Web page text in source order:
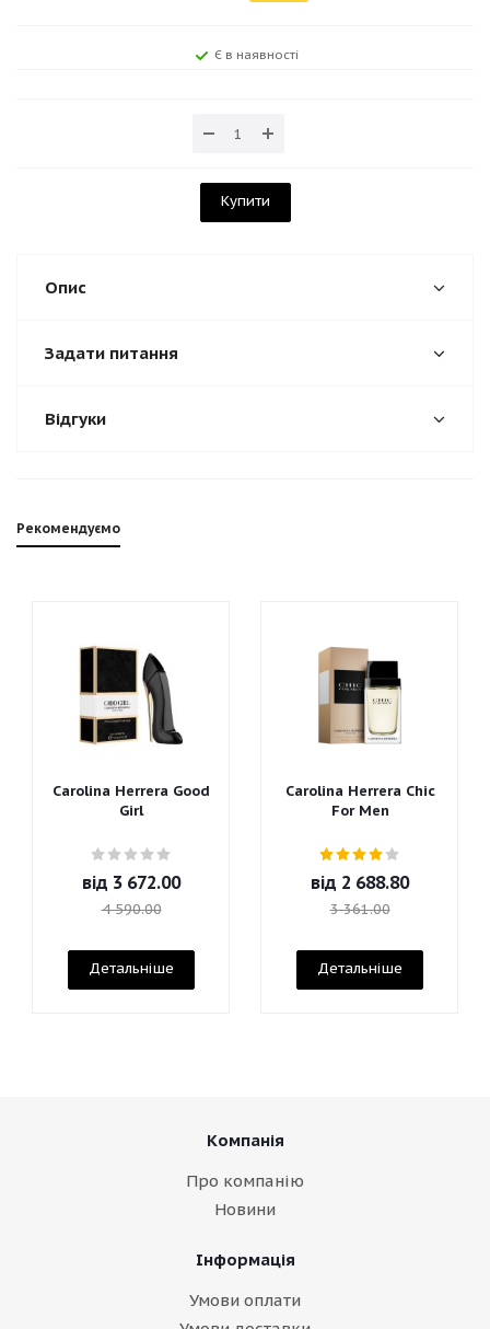
Є в наявності
Купити
Опис
Задати питання
Відгуки
Рекомендуємо
Carolina Herrera Good
Girl
від 3 672.00
4 590.00
Детальніше
Carolina Herrera Chic
For Men
від 2 688.80
3 361.00
Детальніше
Компанія
Про компанію
Новини
Інформація
Умови оплати